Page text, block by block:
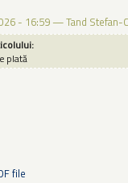
- 16:59 —Tand Stefan-
plată
file